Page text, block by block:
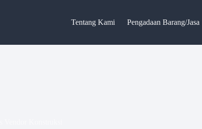
Tentang Kami Pengadaan Barang/Jasa